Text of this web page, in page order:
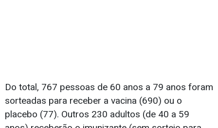
Do total, 767 pessoas de 60 anos a 79 anos foram
sorteadas para receber a vacina (690) ou o
placebo (77). Outros 230 adultos (de 40 a 59